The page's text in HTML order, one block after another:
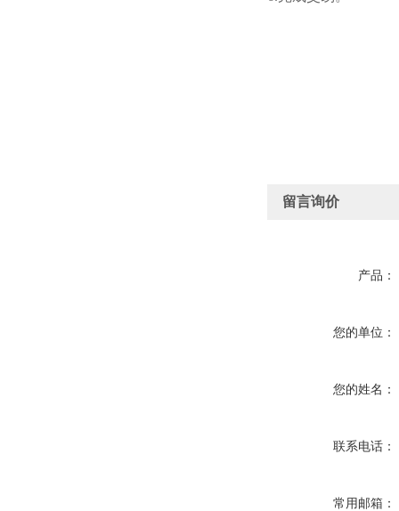
留言询价
产品：
您的单位：
您的姓名：
联系电话：
常用邮箱：